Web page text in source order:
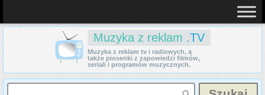
Muzyka z reklam .TV
Muzyka z reklam tv i radiowych, a
także piosenki z zapowiedzi filmów,
seriali i programów muzycznych.